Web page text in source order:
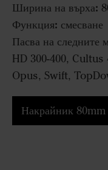
Ширина на върха:
Функция: смесване
Пасва на следните
HD 300-400, Cultus
Opus, Swift,
Накрайник 80mm